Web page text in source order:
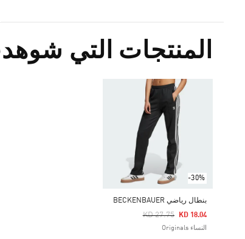
المنتجات التي
-30%
بنطال رياضي BECKENBAUER
Price Reduced From
KD 27.75
To KD 18.04
النساء Originals